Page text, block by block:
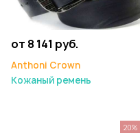
от 8 141 руб.
Anthoni Crown
Кожаный ремень
20%